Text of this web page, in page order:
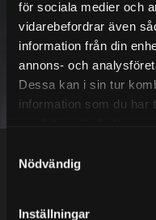
för sociala medier och
vidarebefordrar även
information från din
annons- och
Dessa kan i sin tur
information som du har
Nödvändig
Inställningar
Telefonsupport: